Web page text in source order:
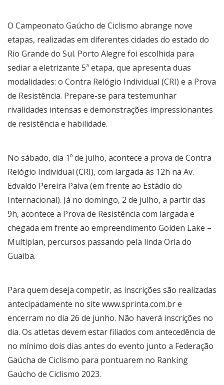
O Campeonato Gaúcho de Ciclismo abrange nove
etapas, realizadas em diferentes cidades do estado do
Rio Grande do Sul. Porto Alegre foi escolhida para
sediar a eletrizante 5ª etapa, que apresenta duas
modalidades: o Contra Relógio Individual (CRI) e a Prova
de Resistência. Prepare-se para testemunhar
rivalidades intensas e demonstrações impressionantes
de resistência e habilidade.
No sábado, dia 1º de julho, acontece a prova de Contra
Relógio Individual (CRI), com largada às 12h na Av.
Edvaldo Pereira Paiva (em frente ao Estádio do
Internacional). Já no domingo, 2 de julho, a partir das
9h, acontece a Prova de Resistência com largada e
chegada em frente ao empreendimento Golden Lake –
Multiplan, percursos passando pela linda Orla do
Guaíba.
Para quem deseja competir, as inscrições são realizadas
antecipadamente no site www.sprinta.com.bre
encerram no dia 26 de junho. Não haverá inscrições no
dia. Os atletas devem estar filiados com antecedência de
no mínimo dois dias antes do evento junto a Federação
Gaúcha de Ciclismo para pontuarem no Ranking
Gaúcho de Ciclismo 2023.